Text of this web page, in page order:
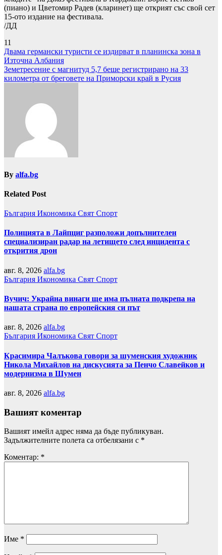
(пиано) и Цветомир Радев (кларинет) ще открият със свой сет
15-ото издание на фестивала.
/ДД
11
Навигация
Двама германски туристи се издирват в планинска зона в
Източна Албания
Земетресение с магнитуд 5,7 беше регистрирано на 33
километра от бреговете на Приморски край в Русия
By alfa.bg
Related Post
България Икономика Свят Спорт
Полицията в Лайпциг разположи допълнителен
специализиран радар на летището след инцидента с
открития дрон
авг. 8, 2026 alfa.bg
България Икономика Свят Спорт
Вучич: Украйна винаги ще има пълната подкрепа на
нашата страна по европейския си път
авг. 8, 2026 alfa.bg
България Икономика Свят Спорт
Красимира Чалъкова говори за шуменския художник
Никола Михайлов на дискусията за Пенчо Славейков и
модернизма в Шумен
авг. 8, 2026 alfa.bg
Вашият коментар
Вашият имейл адрес няма да бъде публикуван.
Задължителните полета са отбелязани с *
Коментар: *
Име *